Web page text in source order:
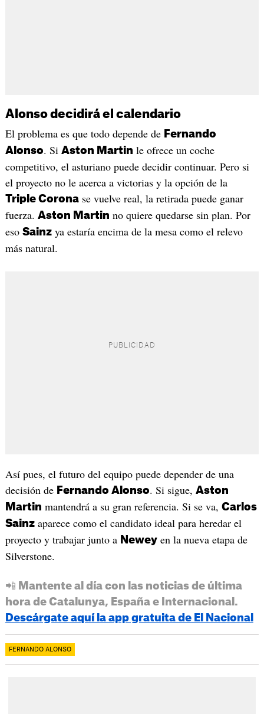
Alonso decidirá el calendario
El problema es que todo depende de Fernando
Alonso. Si Aston Martin le ofrece un coche
competitivo, el asturiano puede decidir continuar. Pero si
el proyecto no le acerca a victorias y la opción de la
Triple Coronase vuelve real, la retirada puede ganar
fuerza. Aston Martin no quiere quedarse sin plan. Por
eso Sainzya estaría encima de la mesa como el relevo
más natural.
Así pues, el futuro del equipo puede depender de una
decisión de Fernando Alonso. Si sigue, Aston
Martin mantendrá a su gran referencia. Si se va, Carlos
Sainzaparece como el candidato ideal para heredar el
proyecto y trabajar junto a Neweyen la nueva etapa de
Silverstone.
📲 Mantente al día con las noticias de última
hora de Catalunya, España e Internacional.
Descárgate aquí la app gratuita de El Nacional
FERNANDO ALONSO